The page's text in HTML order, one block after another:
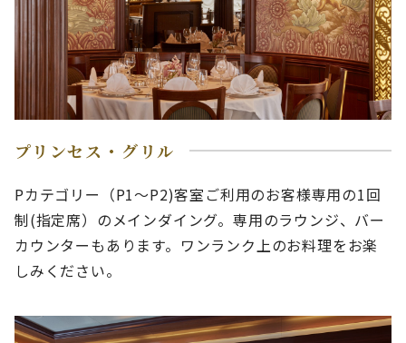
プリンセス・グリル
Pカテゴリー（P1～P2)客室ご利用のお客様専用の1回
制(指定席）のメインダイング。専用のラウンジ、バー
カウンターもあります。ワンランク上のお料理をお楽
しみください。